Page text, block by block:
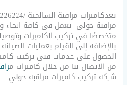
مراقبة حولي يعمل في كافة انحاء
متخصصًا في تركيب الكاميرات
بالإضافة إلى القيام بعمليات
الحصول على خدمات فني تركيب
من الاتصال بنا من خلال كاميرات م
شركة تركيب كاميرات مراقبة حولي